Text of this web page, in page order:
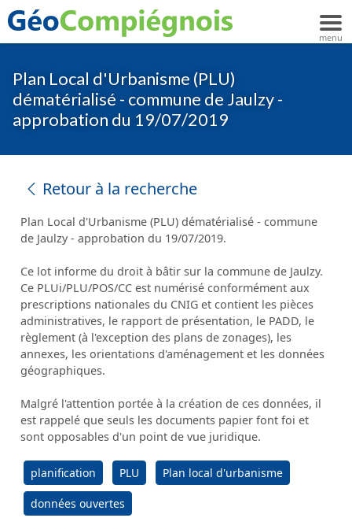
Plan Local d'Urbanisme (PLU)
dématérialisé - commune de Jaulzy -
approbation du 19/07/2019
Retour à la recherche
Plan Local d'Urbanisme (PLU) dématérialisé - commune
de Jaulzy - approbation du 19/07/2019.
Ce lot informe du droit à bâtir sur la commune de Jaulzy.
Ce PLUi/PLU/POS/CC est numérisé conformément aux
prescriptions nationales du CNIG et contient les pièces
administratives, le rapport de présentation, le PADD, le
règlement (à l'exception des plans de zonages), les
annexes, les orientations d'aménagement et les données
géographiques.
Malgré l'attention portée à la création de ces données, il
est rappelé que seuls les documents papier font foi et
sont opposables d'un point de vue juridique.
planification PLU Plan local d'urbanisme
données ouvertes